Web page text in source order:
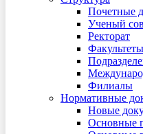
Почетные
Ученый
Ректорат
Филиалы
Нормативные
Новые
Основные